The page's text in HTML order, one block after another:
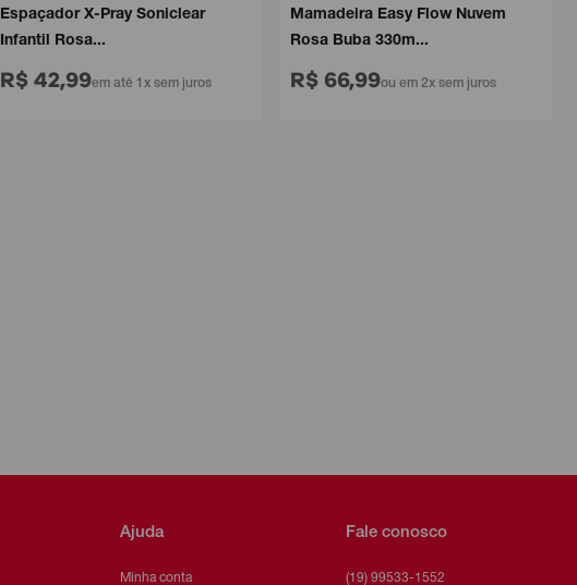
Espaçador X-Pray Soniclear
Infantil Rosa...
R$ 42,99em até 1x sem juros
Mamadeira Easy Flow Nuvem
Rosa Buba 330m...
R$ 66,99ou em 2x sem juros
Ajuda
Minha conta
Fale conosco
(19) 99533-1552